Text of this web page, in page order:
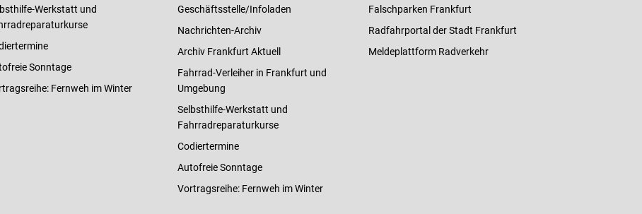
Werkstatt und
Sonntage
Fernweh im Winter
Geschäftsstelle/Infoladen
Nachrichten-Archiv
Archiv Frankfurt Aktuell
Fahrrad-Verleiher in Frankfurt und
Umgebung
Selbsthilfe-Werkstatt und
Fahrradreparaturkurse
Codiertermine
Autofreie Sonntage
Vortragsreihe: Fernweh im Winter
Falschparken Frankfurt
Radfahrportal der Stadt Frankfurt
Meldeplattform Radverkehr